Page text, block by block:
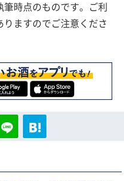
時点のものです。ご利
ますのでご注意くださ